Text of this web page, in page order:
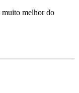
muito melhor do